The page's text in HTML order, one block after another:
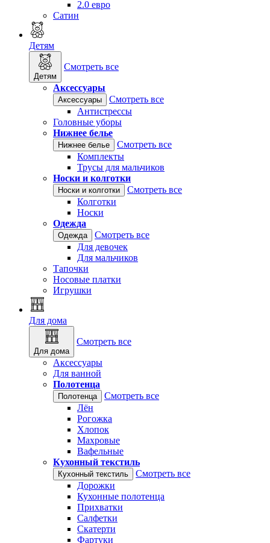
2.0 евро
Сатин
Детям
Детям
Смотреть все
Аксессуары
Аксессуары
Смотреть все
Антистрессы
Головные уборы
Нижнее белье
Нижнее белье
Смотреть все
Комплекты
Трусы для мальчиков
Носки и колготки
Носки и колготки
Смотреть все
Колготки
Носки
Одежда
Одежда
Смотреть все
Для девочек
Для мальчиков
Тапочки
Носовые платки
Игрушки
Для дома
Для дома
Смотреть все
Аксессуары
Для ванной
Полотенца
Полотенца
Смотреть все
Лён
Рогожка
Хлопок
Махровые
Вафельные
Кухонный текстиль
Кухонный текстиль
Смотреть все
Дорожки
Кухонные полотенца
Прихватки
Салфетки
Скатерти
Фартуки